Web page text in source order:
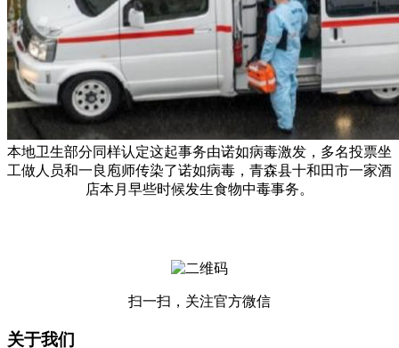
本地卫生部分同样认定这起事务由诺如病毒激发，多名投票坐
工做人员和一良庖师传染了诺如病毒，青森县十和田市一家酒
店本月早些时候发生食物中毒事务。
扫一扫，关注官方微信
关于我们